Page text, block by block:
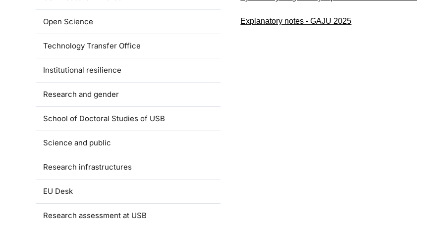
Open Science
Technology Transfer Office
Institutional resilience
Research and gender
School of Doctoral Studies of USB
Science and public
Research infrastructures
EU Desk
Research assessment at USB
Explanatory notes - GAJU 2025